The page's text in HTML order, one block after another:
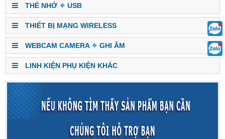
THẺ NHỚ ✧ USB
THIẾT BỊ MẠNG WIRELESS
WEBCAM CAMERA ✧ GHI ÂM
LINH KIỆN PHỤ KIỆN KHÁC